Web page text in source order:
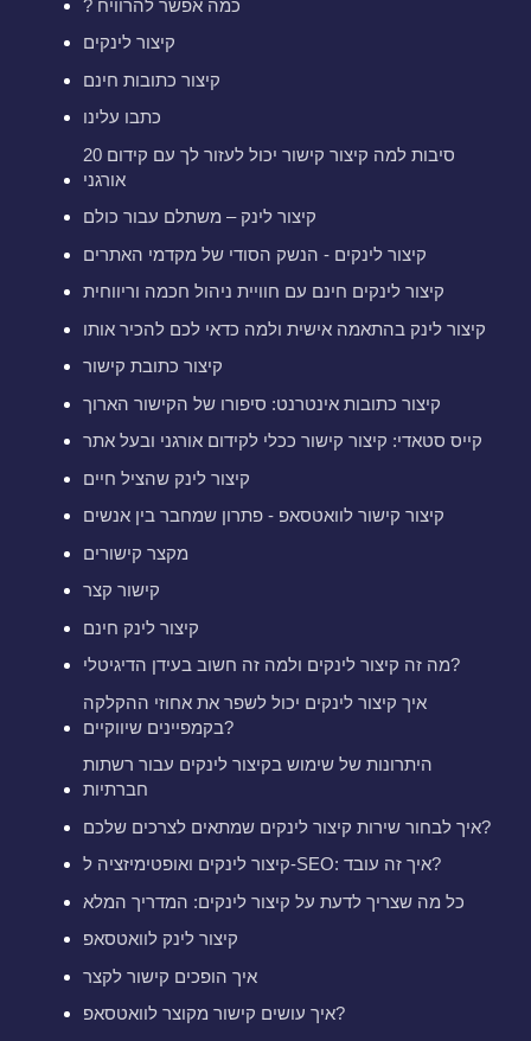
? כמה אפשר להרוויח
קיצור לינקים
קיצור כתובות חינם
כתבו עלינו
20 סיבות למה קיצור קישור יכול לעזור לך עם קידום
אורגני
קיצור לינק – משתלם עבור כולם
קיצור לינקים - הנשק הסודי של מקדמי האתרים
קיצור לינקים חינם עם חוויית ניהול חכמה וריווחית
קיצור לינק בהתאמה אישית ולמה כדאי לכם להכיר אותו
קיצור כתובת קישור
קיצור כתובות אינטרנט: סיפורו של הקישור הארוך
קייס סטאדי: קיצור קישור ככלי לקידום אורגני ובעל אתר
קיצור לינק שהציל חיים
קיצור קישור לוואטסאפ - פתרון שמחבר בין אנשים
מקצר קישורים
קישור קצר
קיצור לינק חינם
מה זה קיצור לינקים ולמה זה חשוב בעידן הדיגיטלי?
איך קיצור לינקים יכול לשפר את אחוזי ההקלקה
בקמפיינים שיווקיים?
היתרונות של שימוש בקיצור לינקים עבור רשתות
חברתיות
איך לבחור שירות קיצור לינקים שמתאים לצרכים שלכם?
קיצור לינקים ואופטימיזציה ל-SEO: איך זה עובד?
כל מה שצריך לדעת על קיצור לינקים: המדריך המלא
קיצור לינק לוואטסאפ
איך הופכים קישור לקצר
איך עושים קישור מקוצר לוואטסאפ?